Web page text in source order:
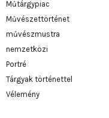
Műtárgypiac
Művészettörténet
művészmustra
nemzetközi
Portré
Tárgyak történettel
Vélemény